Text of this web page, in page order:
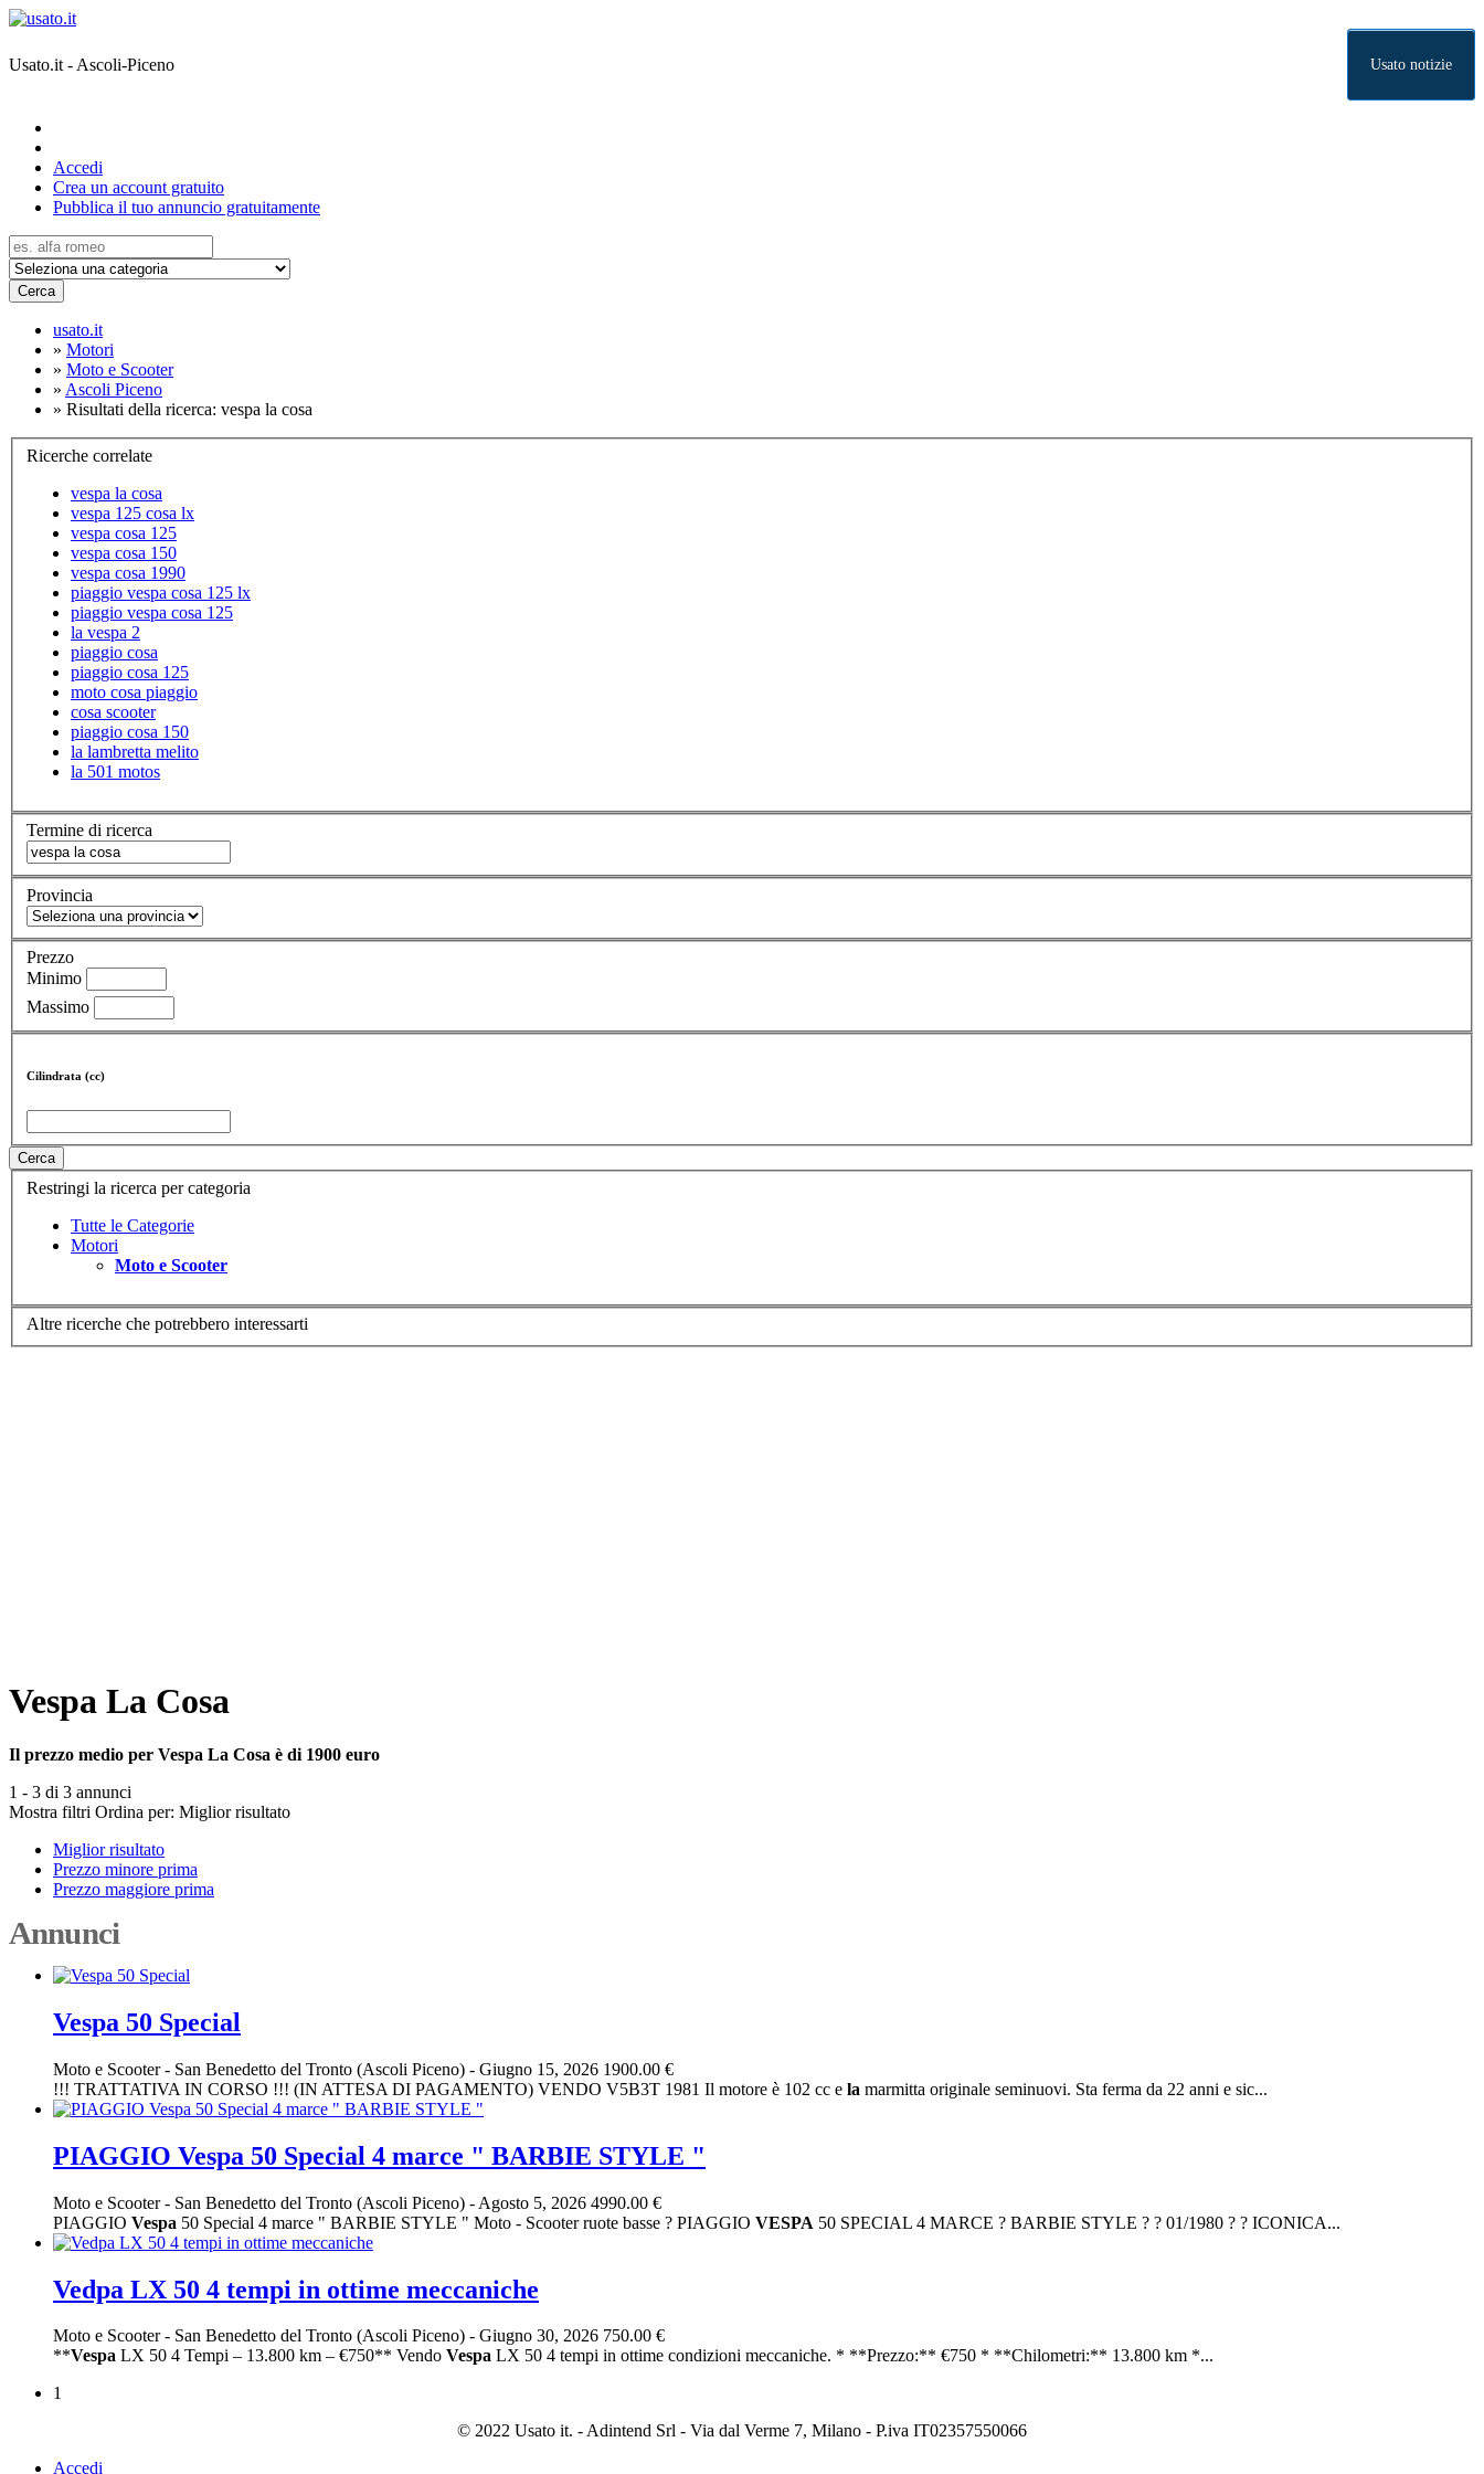
Usato.it - Ascoli-Piceno Usato notizie
Accedi
Crea un account gratuito
Pubblica il tuo annuncio gratuitamente
Cerca
usato.it
» Motori
» Moto e Scooter
» Ascoli Piceno
» Risultati della ricerca: vespa la cosa
Ricerche correlate
vespa la cosa
vespa 125 cosa lx
vespa cosa 125
vespa cosa 150
vespa cosa 1990
piaggio vespa cosa 125 lx
piaggio vespa cosa 125
la vespa 2
piaggio cosa
piaggio cosa 125
moto cosa piaggio
cosa scooter
piaggio cosa 150
la lambretta melito
la 501 motos
Termine di ricerca
Provincia
Prezzo
Minimo
Massimo
Cilindrata (cc)
Cerca
Restringi la ricerca per categoria
Tutte le Categorie
Motori
Moto e Scooter
Altre ricerche che potrebbero interessarti
Vespa La Cosa
Il prezzo medio per Vespa La Cosa è di 1900 euro
1 - 3 di 3 annunci
Mostra filtri Ordina per: Miglior risultato
Miglior risultato
Prezzo minore prima
Prezzo maggiore prima
Annunci
Vespa 50 Special
Moto e Scooter- San Benedetto del Tronto (Ascoli Piceno) - Giugno 15, 2026 1900.00 €
!!! TRATTATIVA IN CORSO !!! (IN ATTESA DI PAGAMENTO) VENDO V5B3T 1981 Il motore è 102 cc e la marmitta originale seminuovi. Sta ferma da 22 anni e sic...
PIAGGIO Vespa 50 Special 4 marce " BARBIE STYLE "
Moto e Scooter- San Benedetto del Tronto (Ascoli Piceno) - Agosto 5, 2026 4990.00 €
PIAGGIO Vespa 50 Special 4 marce " BARBIE STYLE " Moto - Scooter ruote basse ? PIAGGIO VESPA 50 SPECIAL 4 MARCE ? BARBIE STYLE ? ? 01/1980 ? ? ICONICA...
Vedpa LX 50 4 tempi in ottime meccaniche
Moto e Scooter- San Benedetto del Tronto (Ascoli Piceno) - Giugno 30, 2026 750.00 €
**Vespa LX 50 4 Tempi – 13.800 km – €750** Vendo Vespa LX 50 4 tempi in ottime condizioni meccaniche. * **Prezzo:** €750 * **Chilometri:** 13.800 km *...
1
© 2022 Usato it. - Adintend Srl - Via dal Verme 7, Milano - P.iva IT02357550066
Accedi